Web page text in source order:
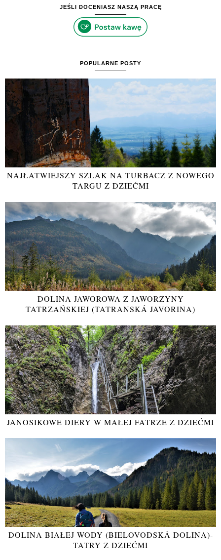
JEŚLI DOCENIASZ NASZĄ PRACĘ
POPULARNE POSTY
NAJŁATWIEJSZY SZLAK NA TURBACZ Z NOWEGO
TARGU Z DZIEĆMI
DOLINA JAWOROWA Z JAWORZYNY
TATRZAŃSKIEJ (TATRANSKÁ JAVORINA)
JANOSIKOWE DIERY W MAŁEJ FATRZE Z DZIEĆMI
DOLINA BIAŁEJ WODY (BIELOVODSKÁ DOLINA)-
TATRY Z DZIEĆMI